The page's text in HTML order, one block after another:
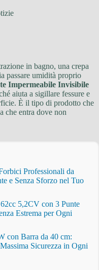
in bagno, una crepa
passare umidità proprio
Impermeabile Invisibile
aiuta a sigillare fessure e
È il tipo di prodotto che
che entra dove non
Professionali da
e Senza Sforzo nel Tuo
5,2CV con 3 Punte
Estrema per Ogni
con Barra da 40 cm:
Sicurezza in Ogni